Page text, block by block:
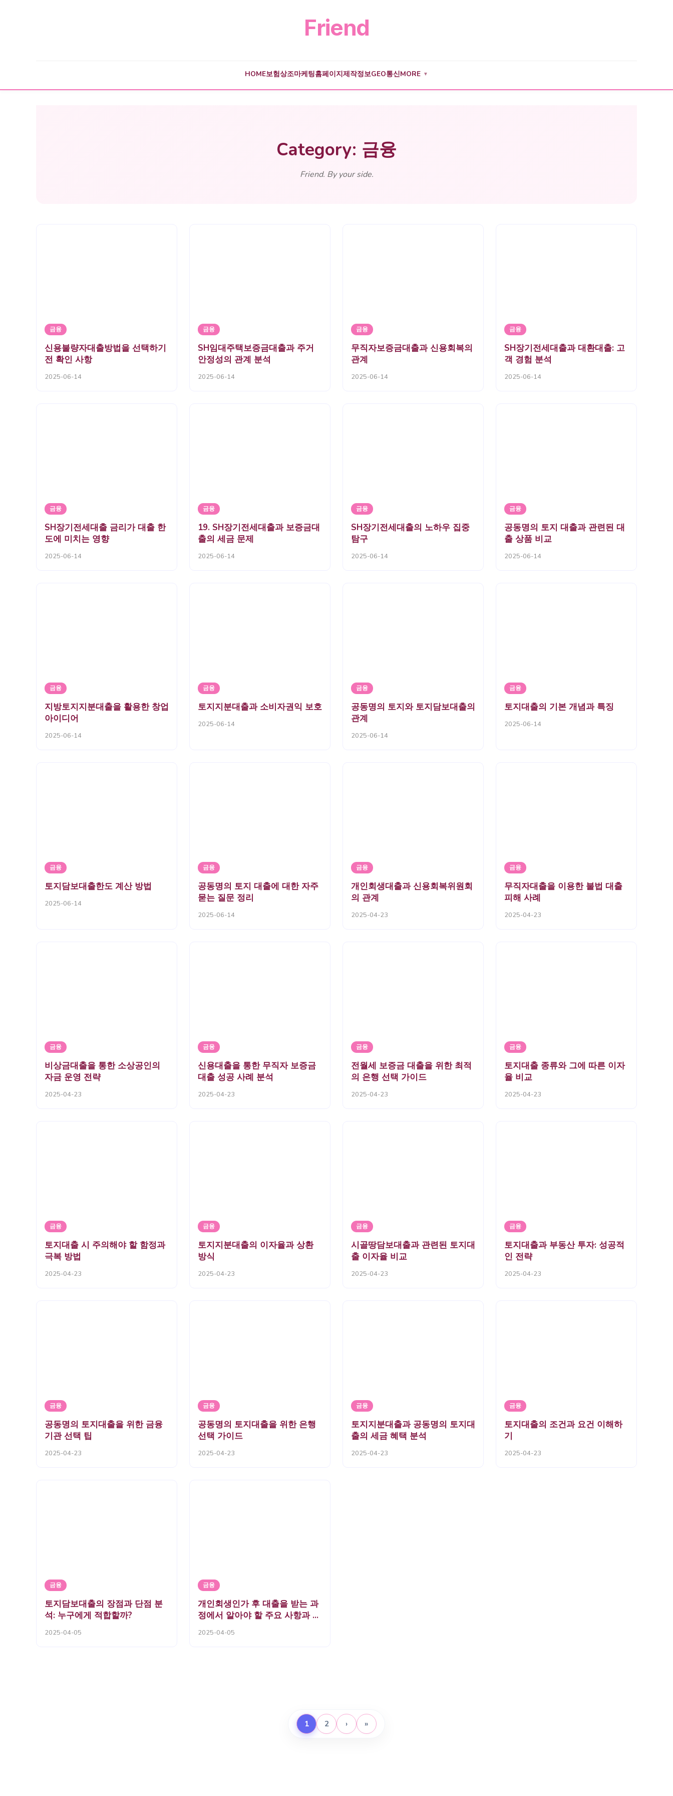
Friend
HOME보험상조마케팅홈페이지제작정보GEO통신MORE ▼
Category: 금융
Friend. By your side.
금융
신용불량자대출방법을 선택하기
전 확인 사항
2025-06-14
금융
SH임대주택보증금대출과 주거
안정성의 관계 분석
2025-06-14
금융
무직자보증금대출과 신용회복의
관계
2025-06-14
금융
SH장기전세대출과 대환대출: 고
객 경험 분석
2025-06-14
금융
SH장기전세대출 금리가 대출 한
도에 미치는 영향
2025-06-14
금융
19. SH장기전세대출과 보증금대
출의 세금 문제
2025-06-14
금융
SH장기전세대출의 노하우 집중
탐구
2025-06-14
금융
공동명의 토지 대출과 관련된 대
출 상품 비교
2025-06-14
금융
지방토지지분대출을 활용한 창업
아이디어
2025-06-14
금융
토지지분대출과 소비자권익 보호
2025-06-14
금융
공동명의 토지와 토지담보대출의
관계
2025-06-14
금융
토지대출의 기본 개념과 특징
2025-06-14
금융
토지담보대출한도 계산 방법
2025-06-14
금융
공동명의 토지 대출에 대한 자주
묻는 질문 정리
2025-06-14
금융
개인회생대출과 신용회복위원회
의 관계
2025-04-23
금융
무직자대출을 이용한 불법 대출
피해 사례
2025-04-23
금융
비상금대출을 통한 소상공인의
자금 운영 전략
2025-04-23
금융
신용대출을 통한 무직자 보증금
대출 성공 사례 분석
2025-04-23
금융
전월세 보증금 대출을 위한 최적
의 은행 선택 가이드
2025-04-23
금융
토지대출 종류와 그에 따른 이자
율 비교
2025-04-23
금융
토지대출 시 주의해야 할 함정과
극복 방법
2025-04-23
금융
토지지분대출의 이자율과 상환
방식
2025-04-23
금융
시골땅담보대출과 관련된 토지대
출 이자율 비교
2025-04-23
금융
토지대출과 부동산 투자: 성공적
인 전략
2025-04-23
금융
공동명의 토지대출을 위한 금융
기관 선택 팁
2025-04-23
금융
공동명의 토지대출을 위한 은행
선택 가이드
2025-04-23
금융
토지지분대출과 공동명의 토지대
출의 세금 혜택 분석
2025-04-23
금융
토지대출의 조건과 요건 이해하
기
2025-04-23
금융
토지담보대출의 장점과 단점 분
석: 누구에게 적합할까?
2025-04-05
금융
개인회생인가 후 대출을 받는 과
정에서 알아야 할 주요 사항과 유
2025-04-05
1 2 › »